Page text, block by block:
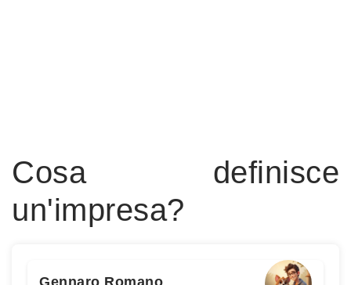
Cosa definisce
un'impresa?
Gennaro Romano